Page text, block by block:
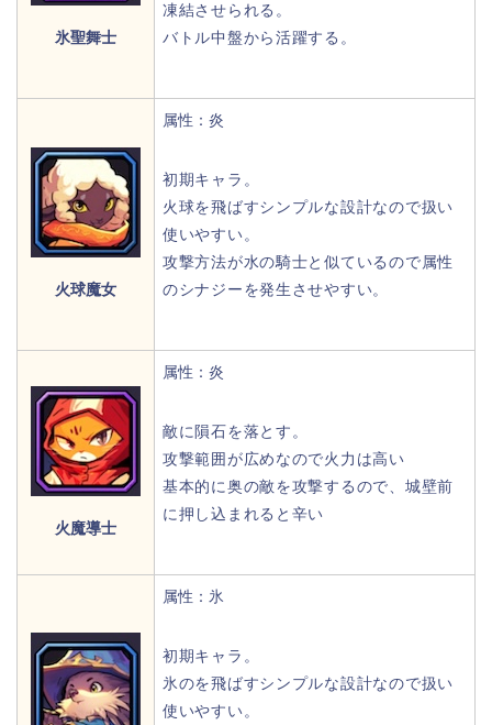
氷聖舞士
凍結させられる。
バトル中盤から活躍する。
火球魔女
属性：炎
初期キャラ。
火球を飛ばすシンプルな設計なので扱い
使いやすい。
攻撃方法が水の騎士と似ているので属性
のシナジーを発生させやすい。
火魔導士
属性：炎
敵に隕石を落とす。
攻撃範囲が広めなので火力は高い
基本的に奥の敵を攻撃するので、城壁前
に押し込まれると辛い
属性：氷
初期キャラ。
氷のを飛ばすシンプルな設計なので扱い
使いやすい。